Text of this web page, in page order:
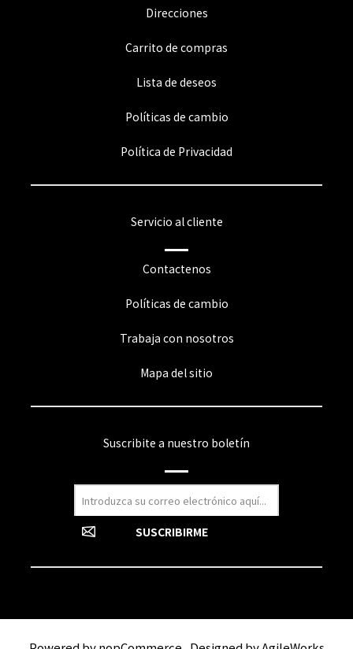
Direcciones
Carrito de compras
Lista de deseos
Políticas de cambio
Política de Privacidad
Servicio al cliente
Contactenos
Políticas de cambio
Trabaja con nosotros
Mapa del sitio
Suscribite a nuestro boletín